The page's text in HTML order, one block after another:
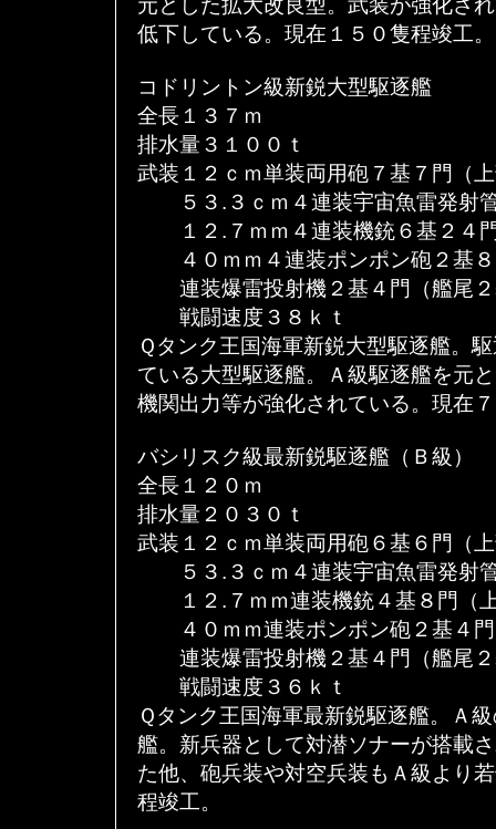
元とした拡大改良型。武装が強化さ
低下している。現在１５０隻程竣工。
コドリントン級新鋭大型駆逐艦
全長１３７ｍ
排水量３１００ｔ
武装１２ｃｍ単装両用砲７基７門（
５３.３ｃｍ４連装宇宙魚雷発射
１２.７ｍｍ４連装機銃６基２４
４０ｍｍ４連装ポンポン砲２基８
連装爆雷投射機２基４門（艦尾２
戦闘速度３８ｋｔ
Ｑタンク王国海軍新鋭大型駆逐艦。
ている大型駆逐艦。Ａ級駆逐艦を元
機関出力等が強化されている。現在
バシリスク級最新鋭駆逐艦（Ｂ級）
全長１２０ｍ
排水量２０３０ｔ
武装１２ｃｍ単装両用砲６基６門（
５３.３ｃｍ４連装宇宙魚雷発射
１２.７ｍｍ連装機銃４基８門（
４０ｍｍ連装ポンポン砲２基４門
連装爆雷投射機２基４門（艦尾２
戦闘速度３６ｋｔ
Ｑタンク王国海軍最新鋭駆逐艦。Ａ
艦。新兵器として対潜ソナーが搭載
た他、砲兵装や対空兵装もＡ級より
程竣工。